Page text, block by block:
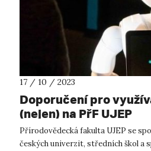
17 / 10 / 2023
Doporučení pro
(nejen) na PřF UJEP
Přírodovědecká fakulta UJEP se
českých univerzit, středních škol a